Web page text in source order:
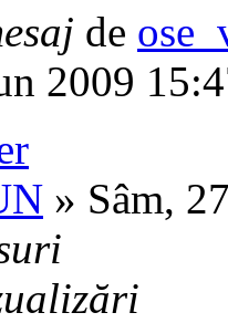
de
2009
» Sâm,